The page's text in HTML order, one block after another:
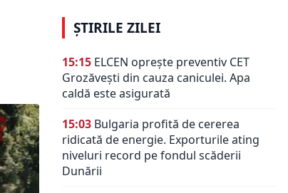
ȘTIRILE ZILEI
15:15 ELCEN oprește preventiv CET
Grozăvești din cauza caniculei. Apa
caldă este asigurată
15:03 Bulgaria profită de cererea
ridicată de energie. Exporturile ating
niveluri record pe fondul scăderii
Dunării